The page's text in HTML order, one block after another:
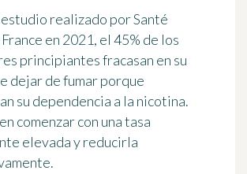
estudio realizado por Santé
en 2021, el 45% de los
principiantes fracasan en su
dejar de fumar porque
su dependencia a la nicotina.
comenzar con una tasa
elevada y reducirla